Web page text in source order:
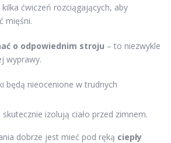
ćwiczeń rozciągających, aby
mięśni.
o odpowiednim stroju – to niezwykle
wyprawy.
będą nieocenione w trudnych
izolują ciało przed zimnem.
dobrze jest mieć pod ręką ciepły